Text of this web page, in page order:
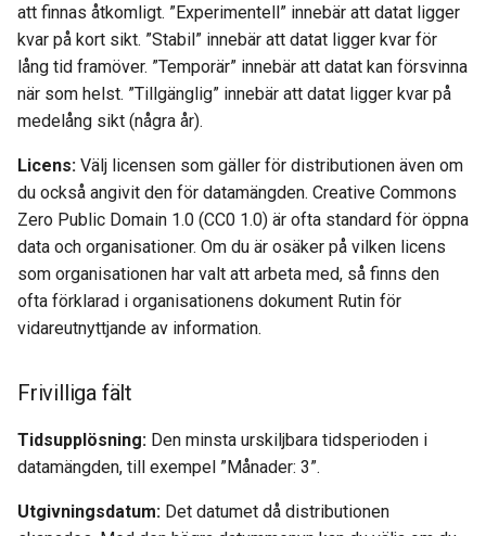
att finnas åtkomligt. ”Experimentell” innebär att datat ligger
kvar på kort sikt. ”Stabil” innebär att datat ligger kvar för
lång tid framöver. ”Temporär” innebär att datat kan försvinna
när som helst. ”Tillgänglig” innebär att datat ligger kvar på
medelång sikt (några år).
Licens: Välj licensen som gäller för distributionen även om
du också angivit den för datamängden. Creative Commons
Zero Public Domain 1.0 (CC0 1.0) är ofta standard för öppna
data och organisationer. Om du är osäker på vilken licens
som organisationen har valt att arbeta med, så finns den
ofta förklarad i organisationens dokument Rutin för
vidareutnyttjande av information.
Frivilliga fält
Tidsupplösning: Den minsta urskiljbara tidsperioden i
datamängden, till exempel ”Månader: 3”.
Utgivningsdatum: Det datumet då distributionen